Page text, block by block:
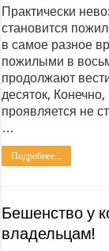
Практически
становится
в самое разное
пожилыми в
продолжают
десяток,
проявляется не
…
Подробнее...
Бешенство у
владельцам!